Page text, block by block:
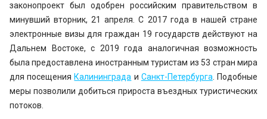
законопроект был одобрен российским правительством в
минувший вторник, 21 апреля. С 2017 года в нашей стране
электронные визы для граждан 19 государств действуют на
Дальнем Востоке, с 2019 года аналогичная возможность
была предоставлена иностранным туристам из 53 стран мира
для посещения Калининграда и Санкт-Петербурга . Подобные
меры позволили добиться прироста въездных туристических
потоков.